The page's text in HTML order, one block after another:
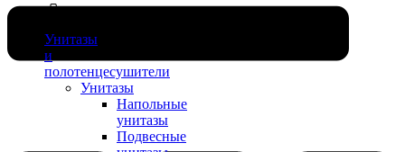
Унитазы
и
полотенцесушители
Унитазы
Напольные
унитазы
Подвесные